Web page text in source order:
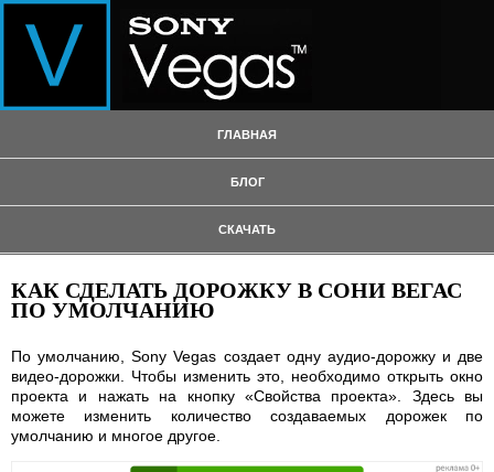
ГЛАВНАЯ
БЛОГ
СКАЧАТЬ
КАК СДЕЛАТЬ ДОРОЖКУ В СОНИ ВЕГАС
ПО УМОЛЧАНИЮ
По умолчанию, Sony Vegas создает одну аудио-дорожку и две
видео-дорожки. Чтобы изменить это, необходимо открыть окно
проекта и нажать на кнопку «Свойства проекта». Здесь вы
можете изменить количество создаваемых дорожек по
умолчанию и многое другое.